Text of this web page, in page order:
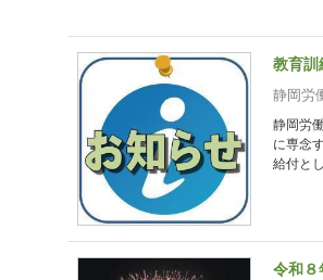
教育訓
静岡労
静岡労
に専念
給付と
令和８